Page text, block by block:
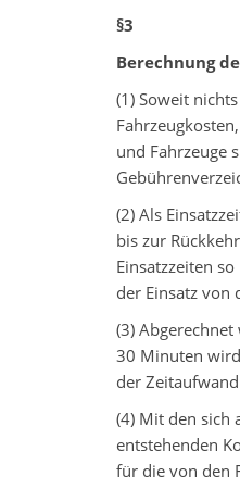
§3
Berechnung
(1) Soweit
und Fahrzeuge
(2) Als
bis zur
Einsatzzeiten
der Einsatz von
(3)
30 Minuten
der
(4) Mit den sich
entstehenden
für die von den